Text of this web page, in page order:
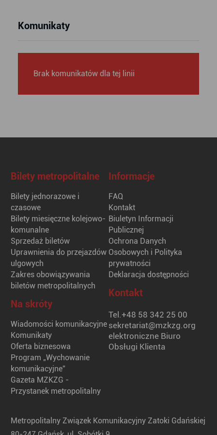
Komunikaty
Brak komunikatów dla tej linii
Bilety metropolitalne
Bilety jednorazowe i
czasowe
Bilety miesięczne kolejowo-
komunalne
Sprzedaż biletów
Uprawnienia do przejazdów
ulgowych
Zakres obowiązywania
biletów metropolitalnych
Na skróty
Wiadomości komunikacyjne
Komunikaty
Oferta biznesowa
Program „Wychowanie
komunikacyjne”
Gazeta MZKZG -
Przystanek metropolitalny
Informacje
FAQ
Kontakt
Biuletyn Informacji
Publicznej
Ochrona Danych
Osobowych i Polityka
prywatności
Deklaracja dostępności
Kontakt
Tel.+48 58 342 25 00
sekretariat@mzkzg.org
elektroniczne Biuro
Obsługi Klienta
Metropolitalny Związek Komunikacyjny Zatoki Gdańskiej